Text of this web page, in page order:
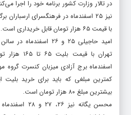
نیز ۲۵ اسفندماه در فرهنگسرای
با قیمت ۶۵ هزار تومان قابل خریداری است.
امید حاجیلی ۲۵ و ۲۶
اسفندماه برج آزادی میزبان کنسرت گروه
بیشترین مبلغ ۸۰ هزار تومان است.
محسن یگانه